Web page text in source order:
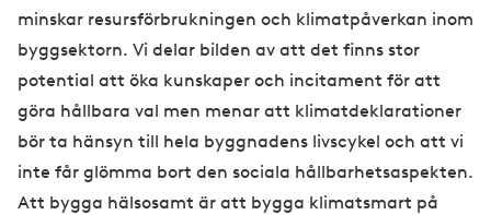
minskar resursförbrukningen och klimatpåverkan inom
byggsektorn. Vi delar bilden av att det finns stor
potential att öka kunskaper och incitament för att
göra hållbara val men menar att klimatdeklarationer
bör ta hänsyn till hela byggnadens livscykel och att vi
inte får glömma bort den sociala hållbarhetsaspekten.
Att bygga hälsosamt är att bygga klimatsmart på